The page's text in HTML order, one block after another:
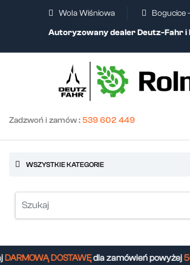
Wola Wiśniowa
Bogucice
Autoryzowany dealer Deutz-Fahr i
Zadzwoń i zamów :539 602 449
WSZYSTKIE KATEGORIE
DOSTAWĘdla zamówień powyżej